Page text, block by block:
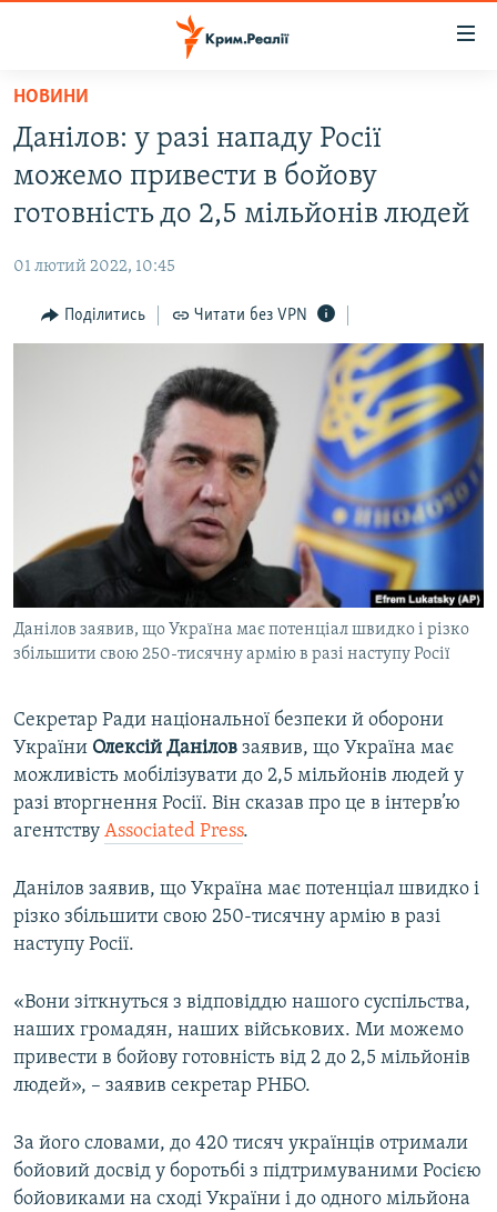
Перейти
основного
матеріалу
до
основної
Перейти
до
ВОДА.КРИМ
ВІДЕО ТА ФОТО
БЛОГИ
ПОГЛЯД
СПЕЦПРОЕКТИ
ВІДЕОУРОКИ «ELIFBE»
СВІДЧЕННЯ ОКУПАЦІЇ
УКРАЇНСЬКА ПРОБЛЕМА КРИМУ
ІНФОГРАФІКА
ЯК ОБІЙТИ БЛОКУВАННЯ
Русский
Qırımtatar
ДОЛУЧАЙСЯ!
Усі сайти RFE/RL
НОВИНИ
Данілов: у разі нападу Росії
можемо привести в бойову
готовність до 2,5 мільйонів людей
01 лютий 2022, 10:45
Поділитись Читати без VPN
Данілов заявив, що Україна має потенціал швидко і різко
збільшити свою 250-тисячну армію в разі наступу Росії
Секретар Ради національної безпеки й оборони
України Олексій Данілов заявив, що Україна має
можливість мобілізувати до 2,5 мільйонів людей у
разі вторгнення Росії. Він сказав про це в інтерв’ю
агентству Associated Press.
Данілов заявив, що Україна має потенціал швидко і
різко збільшити свою 250-тисячну армію в разі
наступу Росії.
«Вони зіткнуться з відповіддю нашого суспільства,
наших громадян, наших військових. Ми можемо
привести в бойову готовність від 2 до 2,5 мільйонів
людей», – заявив секретар РНБО.
За його словами, до 420 тисяч українців отримали
бойовий досвід у боротьбі з підтримуваними Росією
бойовиками на сході України і до одного мільйона